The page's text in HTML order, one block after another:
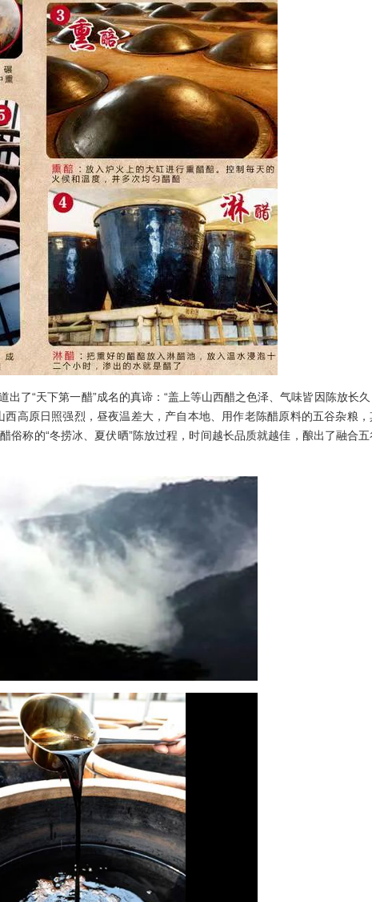
“天下第一醋”成名的真谛：“盖上等山西醋之色泽、气味皆因陈放长
高原日照强烈，昼夜温差大，产自本地、用作老陈醋原料的五谷杂粮
俗称的“冬捞冰、夏伏晒”陈放过程，时间越长品质就越佳，酿出了融合